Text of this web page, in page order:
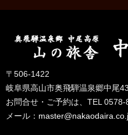
〒506-1422
岐阜県高山市奥飛騨温泉郷中尾
お問合せ・ご予約は、TEL
メール：